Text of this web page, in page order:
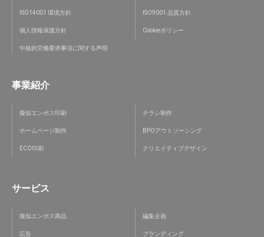
ISO14001 環境方針 ISO9001 品質方針
個人情報保護方針 Cookieポリシー
中核的労働要求事項に関する声明
事業紹介
擬似エンボス印刷 チラシ制作
ホームページ制作 BPOアウトソーシング
ECO印刷 クリエイティブデザイン
サービス
擬似エンボス商品 編集企画
広告 ブランディング